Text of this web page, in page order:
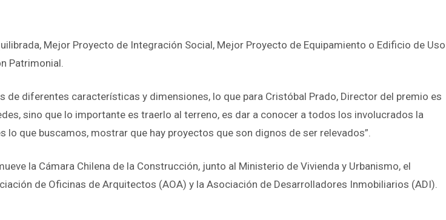
Mejor Proyecto de Integración Social, Mejor Proyecto de Equipamiento o Edificio de Uso
Patrimonial.
diferentes características y dimensiones, lo que para Cristóbal Prado, Director del premio es
sino que lo importante es traerlo al terreno, es dar a conocer a todos los involucrados la
que buscamos, mostrar que hay proyectos que son dignos de ser relevados”.
la Cámara Chilena de la Construcción, junto al Ministerio de Vivienda y Urbanismo, el
de Oficinas de Arquitectos (AOA) y la Asociación de Desarrolladores Inmobiliarios (ADI).